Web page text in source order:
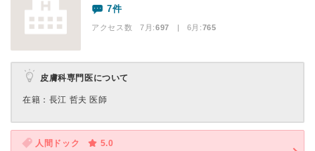
7件
アクセス数 7月:697 | 6月:765
皮膚科専門医について
在籍：長江 哲夫 医師
人間ドック
5.0